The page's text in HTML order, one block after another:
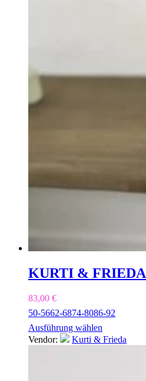
KURTI & FRIEDA
83,00 €
50-5662-6874-8086-92
Ausführung wählen
Vendor:
Kurti & Frieda